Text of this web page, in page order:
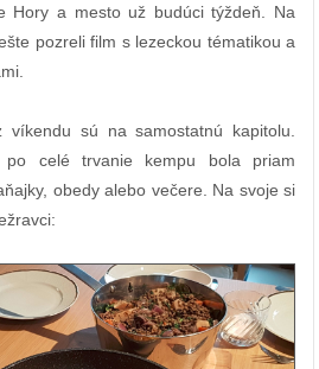
Hory a mesto už budúci týždeň. Na
pozreli film s lezeckou tématikou a
víkendu sú na samostatnú kapitolu.
po celé trvanie kempu bola priam
obedy alebo večere. Na svoje si